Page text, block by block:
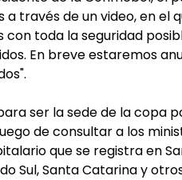
través de un video, en el
toda la seguridad
En breve estaremos
ser la sede de la copa
de consultar a los
que se registra en
Sul, Santa Catarina y